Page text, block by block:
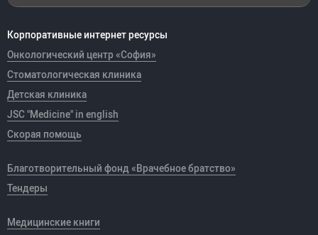
Корпоративные интернет ресурсы
Онкологический центр «София»
Стоматологическая клиника
Детская клиника
JSC "Medicine" in english
Скорая помощь
Благотворительный фонд «Врачебное братство»
Тендеры
Медицинские книги